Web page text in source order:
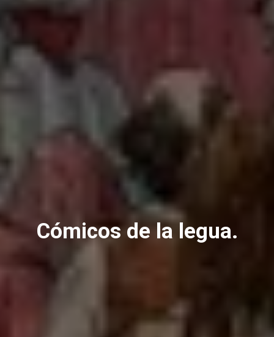
Cómicos de la legua.